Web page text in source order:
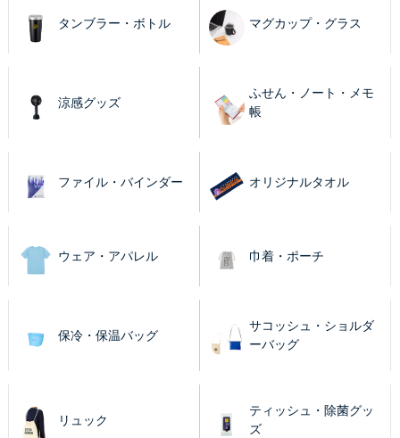
タンブラー・ボトル マグカップ・グラス
涼感グッズ
ふせん・ノート・メモ
帳
ファイル・バインダー オリジナルタオル
ウェア・アパレル 巾着・ポーチ
保冷・保温バッグ
サコッシュ・ショルダ
ーバッグ
リュック
ティッシュ・除菌グッ
ズ